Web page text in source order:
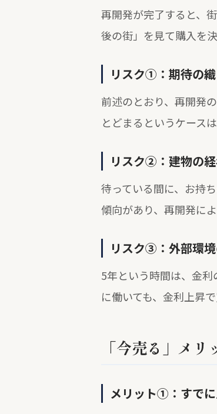
再開発が完了すると、
後の街」を見て購入を
リスク①：期待の
前述のとおり、再開発
とどまるというケース
リスク②：建物の
待っている間に、お持
傾向があり、再開発に
リスク③：外部環
5年という時間は、金
に働いても、金利上昇
「今売る」メリ
メリット①：すで